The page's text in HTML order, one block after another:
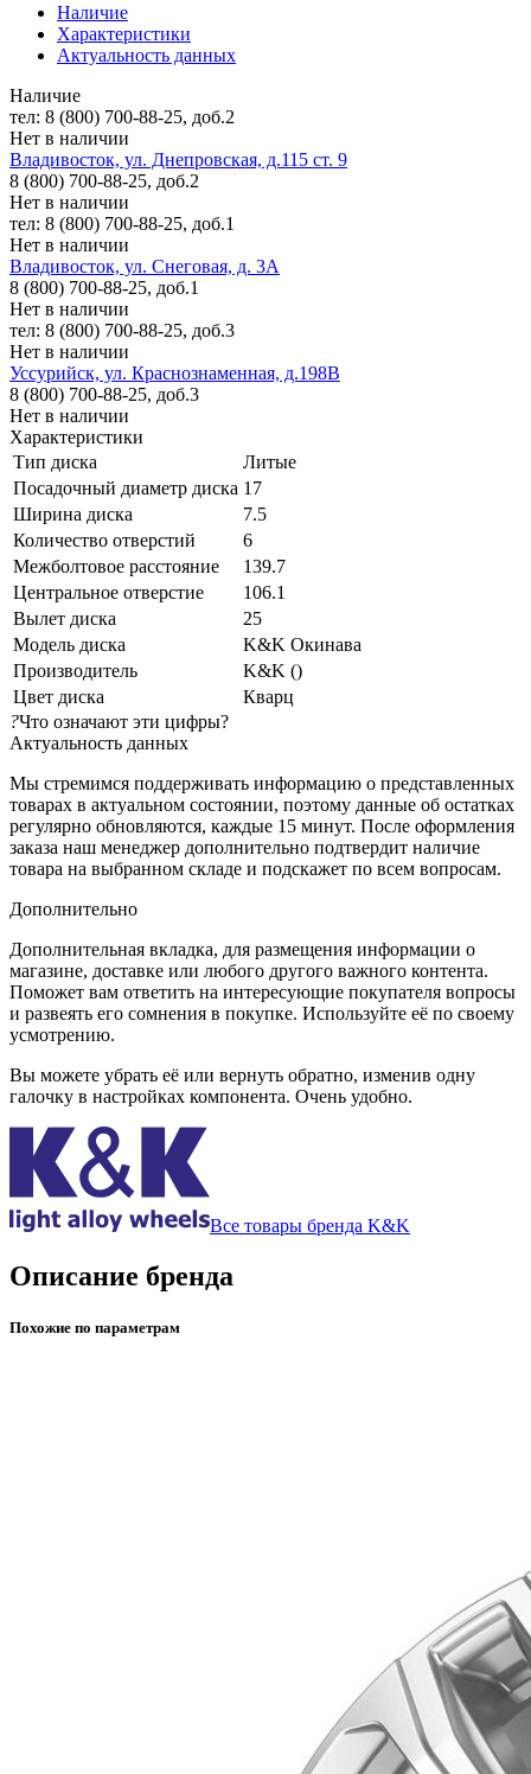
Наличие
Характеристики
Актуальность данных
Наличие
тел: 8 (800) 700-88-25, доб.2
Нет в наличии
Владивосток, ул. Днепровская, д.115 ст. 9
8 (800) 700-88-25, доб.2
Нет в наличии
тел: 8 (800) 700-88-25, доб.1
Нет в наличии
Владивосток, ул. Снеговая, д. 3А
8 (800) 700-88-25, доб.1
Нет в наличии
тел: 8 (800) 700-88-25, доб.3
Нет в наличии
Уссурийск, ул. Краснознаменная, д.198В
8 (800) 700-88-25, доб.3
Нет в наличии
Характеристики
Тип диска
Литые
Посадочный диаметр диска 17
Ширина диска
7.5
Количество отверстий
6
Межболтовое расстояние
139.7
Центральное отверстие
106.1
Вылет диска
25
Модель диска
K&K Окинава
Производитель
K&K ()
Цвет диска
Кварц
?Что означают эти цифры?
Актуальность данных
Мы стремимся поддерживать информацию о представленных
товарах в актуальном состоянии, поэтому данные об остатках
регулярно обновляются, каждые 15 минут. После оформления
заказа наш менеджер дополнительно подтвердит наличие
товара на выбранном складе и подскажет по всем вопросам.
Дополнительно
Дополнительная вкладка, для размещения информации о
магазине, доставке или любого другого важного контента.
Поможет вам ответить на интересующие покупателя вопросы
и развеять его сомнения в покупке. Используйте её по своему
усмотрению.
Вы можете убрать её или вернуть обратно, изменив одну
галочку в настройках компонента. Очень удобно.
Все товары бренда K&K
Описание бренда
Похожие по параметрам